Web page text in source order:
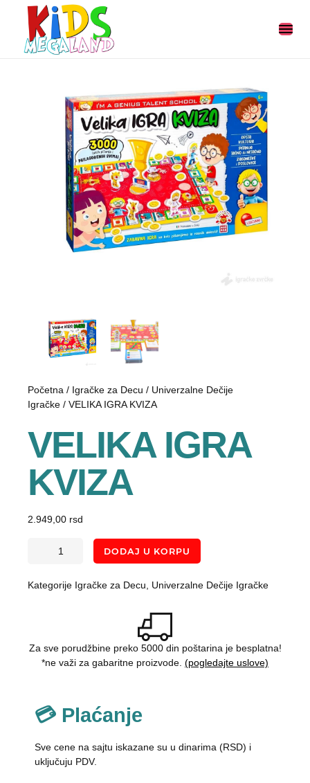
Početna / Igračke za Decu / Univerzalne Dečije
Igračke / VELIKA IGRA KVIZA
VELIKA IGRA
KVIZA
2.949,00 rsd
DODAJ U KORPU
Kategorije Igračke za Decu Univerzalne Dečije Igračke
Za sve porudžbine preko 5000 din poštarina je besplatna!
*ne važi za gabaritne proizvode. (pogledajte uslove)
💳 Plaćanje
Sve cene na sajtu iskazane su u dinarima (RSD) i
uključuju PDV.